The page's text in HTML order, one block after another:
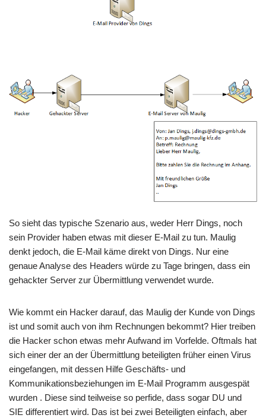
So sieht das typische Szenario aus, weder Herr Dings, noch
sein Provider haben etwas mit dieser E-Mail zu tun. Maulig
denkt jedoch, die E-Mail käme direkt von Dings. Nur eine
genaue Analyse des Headers würde zu Tage bringen, dass ein
gehackter Server zur Übermittlung verwendet wurde.
Wie kommt ein Hacker darauf, das Maulig der Kunde von Dings
ist und somit auch von ihm Rechnungen bekommt? Hier treiben
die Hacker schon etwas mehr Aufwand im Vorfelde. Oftmals hat
sich einer der an der Übermittlung beteiligten früher einen Virus
eingefangen, mit dessen Hilfe Geschäfts- und
Kommunikationsbeziehungen im E-Mail Programm ausgespät
wurden . Diese sind teilweise so perfide, dass sogar DU und
SIE differentiert wird. Das ist bei zwei Beteiligten einfach, aber